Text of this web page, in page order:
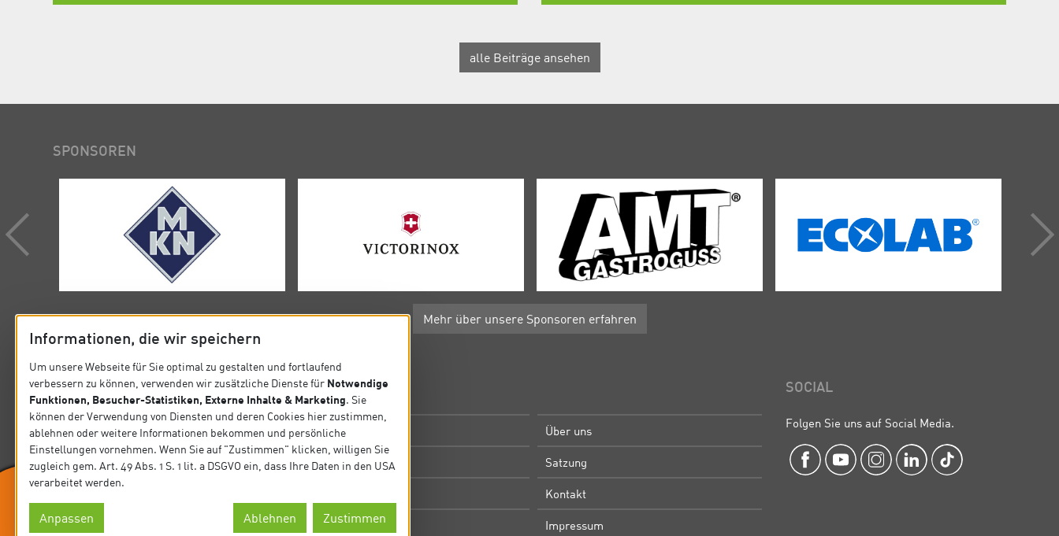
alle Beiträge ansehen
SPONSOREN
Mehr über unsere Sponsoren erfahren
KONTAKT
Verband der Köche Deutschlands e.V.
Steinlestraße 32 60596 Frankfurt
Tel. +49 69 63 0006-0
Fax +49 69 63 0006-10
E-Mail: koeche@vkd.com
SITEMAP
Startseite Über uns
Präsidium Satzung
Kontakt
Datenschutz Impressum
SOCIAL
Folgen Sie uns auf Social Media.
Wir sind Ausrichter
Informationen, die wir speichern
Um unsere Webseite für Sie optimal zu gestalten und fortlaufend
verbessern zu können, verwenden wir zusätzliche Dienste für Notwendige
Funktionen, Besucher-Statistiken, Externe Inhalte & Marketing. Sie
können der Verwendung von Diensten und deren Cookies hier zustimmen,
ablehnen oder weitere Informationen bekommen und persönliche
Einstellungen vornehmen. Wenn Sie auf "Zustimmen" klicken, willigen Sie
zugleich gem. Art. 49 Abs. 1 S. 1 lit. a DSGVO ein, dass Ihre Daten in den USA
verarbeitet werden.
Anpassen Ablehnen Zustimmen